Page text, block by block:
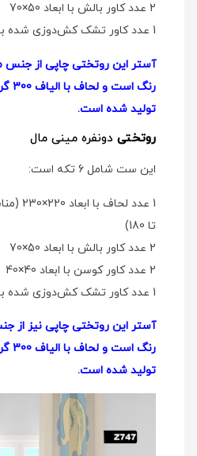
2 عدد کاور بالش با ابعاد 50×70
1 عدد کاور تشک کش‌دوزی شده با ابعاد 25x200x90
آستر این روتختی چاپی از جنس
تولید شده است.
روتختی دو‌نفره مینی مال
این ست شامل 6 تکه است:
تا 180)
2 عدد کاور بالش با ابعاد 50×70
2 عدد کاور کوسن با ابعاد 40×40
1 عدد کاور تشک کش‌دوزی شده با ابعاد 25x200x160
آستر این روتختی چاپی نیز از
تولید شده است.